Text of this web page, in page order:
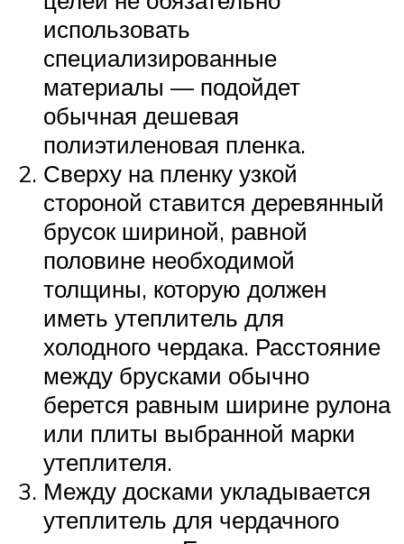
использовать
специализированные
материалы — подойдет
обычная дешевая
полиэтиленовая пленка.
Сверху на пленку узкой
стороной ставится деревянный
брусок шириной, равной
половине необходимой
толщины, которую должен
иметь утеплитель для
холодного чердака. Расстояние
между брусками обычно
берется равным ширине рулона
или плиты выбранной марки
утеплителя.
Между досками укладывается
утеплитель для чердачного